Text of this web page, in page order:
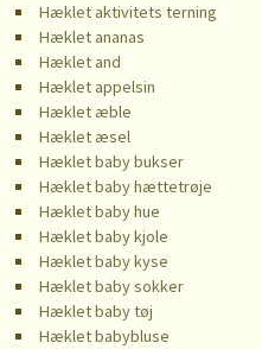
Hæklet aktivitets terning
Hæklet ananas
Hæklet and
Hæklet appelsin
Hæklet æble
Hæklet æsel
Hæklet baby bukser
Hæklet baby hættetrøje
Hæklet baby hue
Hæklet baby kjole
Hæklet baby kyse
Hæklet baby sokker
Hæklet baby tøj
Hæklet babybluse